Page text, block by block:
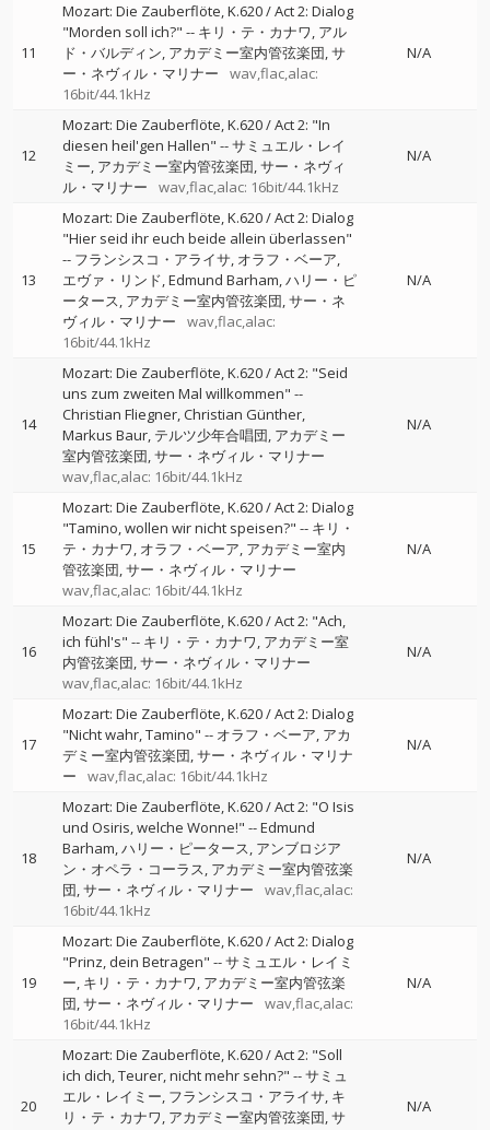
11
Mozart: Die Zauberflöte, K.620 / Act 2: Dialog
"Morden soll ich?" -- キリ・テ・カナワ アル
ド・バルディン アカデミー室内管弦楽団 サ
ー・ネヴィル・マリナー
wav,flac,alac:
16bit/44.1kHz
N/A
12
Mozart: Die Zauberflöte, K.620 / Act 2: "In
diesen heil'gen Hallen" --サミュエル・レイ
ミー アカデミー室内管弦楽団 サー・ネヴィ
ル・マリナー
wav,flac,alac: 16bit/44.1kHz
N/A
13
Mozart: Die Zauberflöte, K.620 / Act 2: Dialog
"Hier seid ihr euch beide allein überlassen"
-- フランシスコ・アライサ オラフ・ベーア
エヴァ・リンド Edmund Barham ハリー・ピ
ータース アカデミー室内管弦楽団 サー・ネ
ヴィル・マリナー
wav,flac,alac:
16bit/44.1kHz
N/A
14
Mozart: Die Zauberflöte, K.620 / Act 2: "Seid
uns zum zweiten Mal willkommen" --
Christian Fliegner Christian Günther
Markus Baur テルツ少年合唱団 アカデミー
室内管弦楽団 サー・ネヴィル・マリナー
wav,flac,alac: 16bit/44.1kHz
N/A
15
Mozart: Die Zauberflöte, K.620 / Act 2: Dialog
"Tamino, wollen wir nicht speisen?" -- キリ・
テ・カナワ オラフ・ベーア アカデミー室内
管弦楽団 サー・ネヴィル・マリナー
wav,flac,alac: 16bit/44.1kHz
N/A
16
Mozart: Die Zauberflöte, K.620 / Act 2: "Ach,
ich fühl's" -- キリ・テ・カナワ アカデミー室
内管弦楽団 サー・ネヴィル・マリナー
wav,flac,alac: 16bit/44.1kHz
N/A
17
Mozart: Die Zauberflöte, K.620 / Act 2: Dialog
"Nicht wahr, Tamino" -- オラフ・ベーア アカ
デミー室内管弦楽団 サー・ネヴィル・マリナ
ー
wav,flac,alac: 16bit/44.1kHz
N/A
18
Mozart: Die Zauberflöte, K.620 / Act 2: "O Isis
und Osiris, welche Wonne!" --Edmund
Barham ハリー・ピータース アンブロジア
ン・オペラ・コーラス アカデミー室内管弦楽
団 サー・ネヴィル・マリナー
wav,flac,alac:
16bit/44.1kHz
N/A
19
Mozart: Die Zauberflöte, K.620 / Act 2: Dialog
"Prinz, dein Betragen" --サミュエル・レイミ
ー キリ・テ・カナワ アカデミー室内管弦楽
団 サー・ネヴィル・マリナー
wav,flac,alac:
16bit/44.1kHz
N/A
20
Mozart: Die Zauberflöte, K.620 / Act 2: "Soll
ich dich, Teurer, nicht mehr sehn?" --サミュ
エル・レイミー フランシスコ・アライサ キ
リ・テ・カナワ アカデミー室内管弦楽団 サ
N/A